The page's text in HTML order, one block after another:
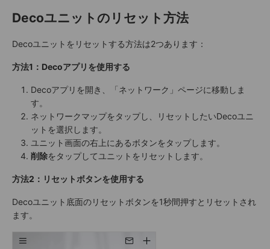
Decoユニットのリセット方法
Decoユニットをリセットする方法は2つあります：
方法1：Decoアプリを使用する
Decoアプリを開き、「ネットワーク」ページに移動しま
す。
ネットワークマップをタップし、リセットしたいDecoユニ
ットを選択します。
ユニット画面の右上にあるボタンをタップします。
削除をタップしてユニットをリセットします。
方法2：リセットボタンを使用する
Decoユニット底面のリセットボタンを1秒間押すとリセットされ
ます。